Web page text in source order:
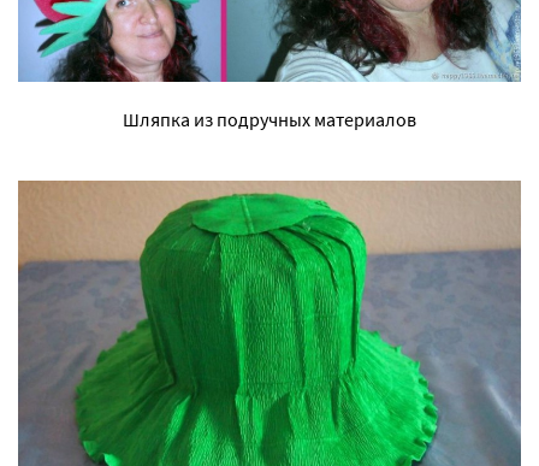
Шляпка из подручных материалов